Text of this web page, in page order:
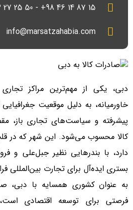
15 87 14 46 98+ - 50 25 27 23 15 97+
info@marsatzahabia.com
دبی، یکی از مهم‌ترین مراکز
خاورمیانه، به دلیل موقعیت
پیشرفته و سیاست‌های تجاری باز،
کالا محسوب می‌شود. این شهر که در
دارد، با بندرهایی نظیر جبل‌علی و
بستری ایده‌آل برای تجارت بین‌المللی
به عنوان کشوری همسایه با دبی،
فرصتی برای توسعه اقتصادی